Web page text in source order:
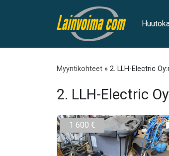
Myyntikohteet » 2. LLH-Electric
2. LLH-Electric
1 600 €